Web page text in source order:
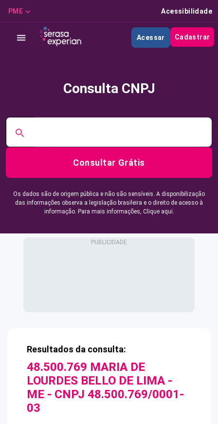
PME Acessibilidade
Acessar Cadastrar
Consulta CNPJ
Consultar Grátis
Os dados são de origem pública e não são sensíveis. A disponibilização
das informações observa a legislação brasileira e o direito de acesso à
informação. Para mais informações, Clique aqui.
Resultados da consulta:
48.500.769 MARIA DE
LOURDES BELLO DE LIMA -
ME - CNPJ 48.500.769/0001-
03